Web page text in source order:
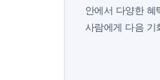
안에서 다양한 혜
사람에게 다음 기